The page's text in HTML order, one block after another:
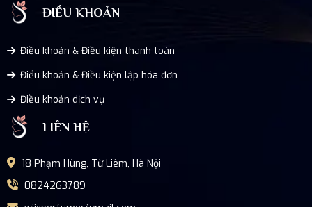
ĐIỀU KHOẢN
Điều khoản & Điều kiện thanh toán
Điểu khoản & Điều kiện lập hóa đơn
Điều khoản dịch vụ
LIÊN HỆ
18 Phạm Hùng, Từ Liêm, Hà Nội
0824263789